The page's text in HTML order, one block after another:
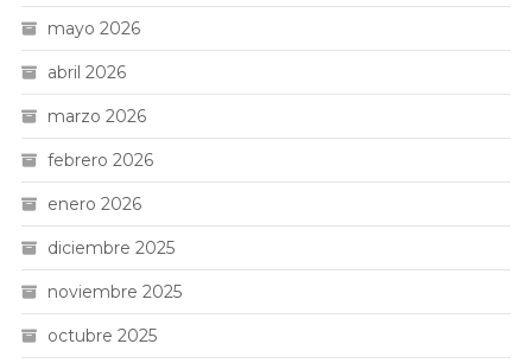
mayo 2026
abril 2026
marzo 2026
febrero 2026
enero 2026
diciembre 2025
noviembre 2025
octubre 2025